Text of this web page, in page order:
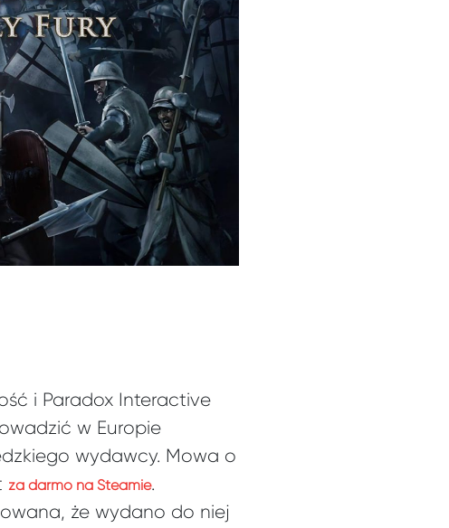
i Paradox Interactive
w Europie
wydawcy. Mowa o
za darmo na Steamie.
że wydano do niej